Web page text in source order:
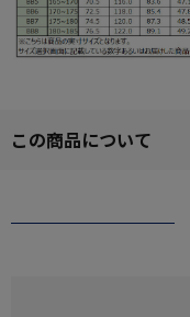
この商品について